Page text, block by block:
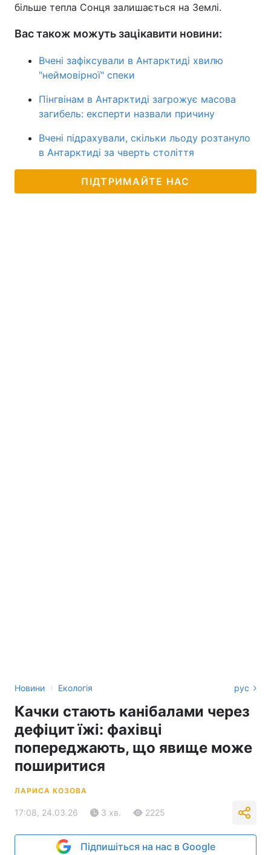
більше тепла Сонця залишається на Землі.
Вас також можуть зацікавити новини:
Вчені зафіксували в Антарктиді хвилю
"неймовірної" спеки
Пінгвінам в Антарктиді загрожує масова
загибель: експерти назвали причину
Вчені підрахували, скільки льоду розтануло
в Антарктиді за чверть століття
ПІДТРИМАЙТЕ НАС
Новини › Екологія рус
Качки стають канібалами через
дефіцит їжі: фахівці
попереджають, що явище може
поширитися
ЛАРИСА КОЗОВА
17:08, 24.03.26 3 хв. 2225
Підпишіться на нас в Google